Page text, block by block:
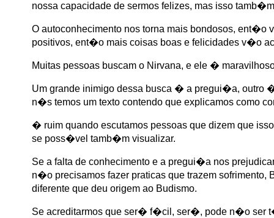
nossa capacidade de sermos felizes, mas isso
O autoconhecimento nos torna mais bondosos,
positivos, ent�o mais coisas boas e felicidades v�o
Muitas pessoas buscam o Nirvana, e ele �
Um grande inimigo dessa busca � a pregui�a, outro
n�s temos um texto contendo que explicamos como
� ruim quando escutamos pessoas que dizem que
se poss�vel tamb�m visualizar.
Se a falta de conhecimento e a pregui�a nos
n�o precisamos fazer praticas que trazem
diferente que deu origem ao Budismo.
Se acreditarmos que ser� f�cil, ser�, pode n�o